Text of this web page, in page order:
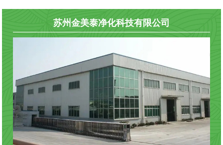
苏州金美泰净化科技有限公司